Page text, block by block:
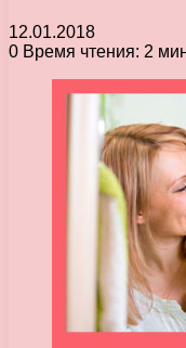
12.01.2018
0 Время чтения: 2